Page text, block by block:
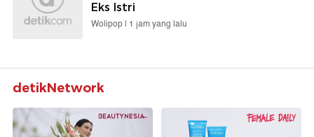
Eks Istri
Wolipop | 1 jam yang lalu
detikNetwork